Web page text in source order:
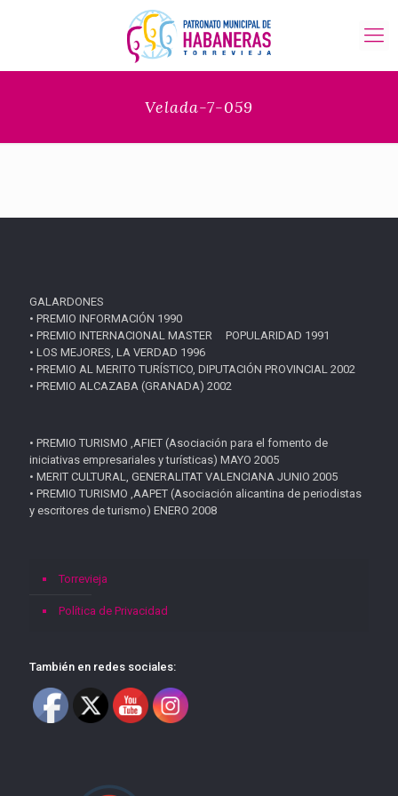
Velada-7-059
GALARDONES
• PREMIO INFORMACIÓN 1990
• PREMIO INTERNACIONAL MASTER POPULARIDAD 1991
• LOS MEJORES, LA VERDAD 1996
• PREMIO AL MERITO TURÍSTICO, DIPUTACIÓN PROVINCIAL 2002
• PREMIO ALCAZABA (GRANADA) 2002
• PREMIO TURISMO ,AFIET (Asociación para el fomento de
iniciativas empresariales y turísticas) MAYO 2005
• MERIT CULTURAL, GENERALITAT VALENCIANA JUNIO 2005
• PREMIO TURISMO ,AAPET (Asociación alicantina de periodistas
y escritores de turismo) ENERO 2008
Torrevieja
Política de Privacidad
También en redes sociales: